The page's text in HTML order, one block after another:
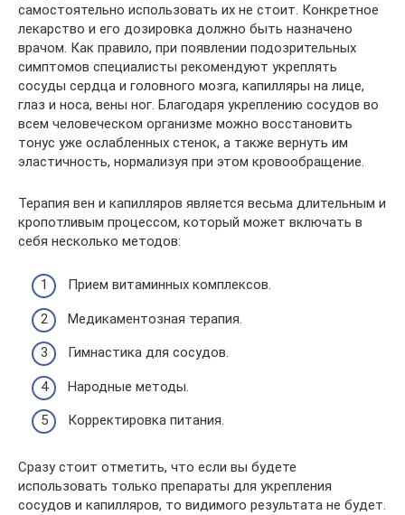
самостоятельно использовать их не стоит. Конкретное
лекарство и его дозировка должно быть назначено
врачом. Как правило, при появлении подозрительных
симптомов специалисты рекомендуют укреплять
сосуды сердца и головного мозга, капилляры на лице,
глаз и носа, вены ног. Благодаря укреплению сосудов во
всем человеческом организме можно восстановить
тонус уже ослабленных стенок, а также вернуть им
эластичность, нормализуя при этом кровообращение.
Терапия вен и капилляров является весьма длительным и
кропотливым процессом, который может включать в
себя несколько методов:
Прием витаминных комплексов.
Медикаментозная терапия.
Гимнастика для сосудов.
Народные методы.
Корректировка питания.
Сразу стоит отметить, что если вы будете
использовать только препараты для укрепления
сосудов и капилляров, то видимого результата не будет.